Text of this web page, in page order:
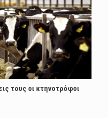
τους οι κτηνοτρόφοι